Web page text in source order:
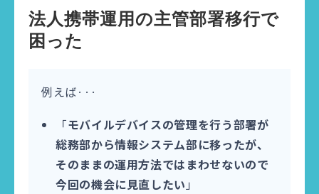
法人携帯運用の主管部署移行で
困った
例えば···
「モバイルデバイスの管理を行う部署が
総務部から情報システム部に移ったが、
そのままの運用方法ではまわせないので
今回の機会に見直したい 」